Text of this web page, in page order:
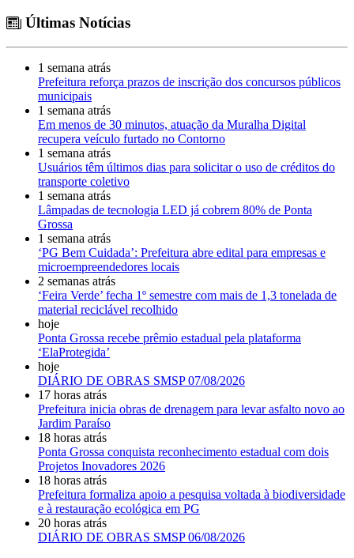
Últimas Notícias
1 semana atrás
Prefeitura reforça prazos de inscrição dos concursos públicos
municipais
1 semana atrás
Em menos de 30 minutos, atuação da Muralha Digital
recupera veículo furtado no Contorno
1 semana atrás
Usuários têm últimos dias para solicitar o uso de créditos do
transporte coletivo
1 semana atrás
Lâmpadas de tecnologia LED já cobrem 80% de Ponta
Grossa
1 semana atrás
‘PG Bem Cuidada’: Prefeitura abre edital para empresas e
microempreendedores locais
2 semanas atrás
‘Feira Verde’ fecha 1º semestre com mais de 1,3 tonelada de
material reciclável recolhido
hoje
Ponta Grossa recebe prêmio estadual pela plataforma
‘ElaProtegida’
hoje
DIÁRIO DE OBRAS SMSP 07/08/2026
17 horas atrás
Prefeitura inicia obras de drenagem para levar asfalto novo ao
Jardim Paraíso
18 horas atrás
Ponta Grossa conquista reconhecimento estadual com dois
Projetos Inovadores 2026
18 horas atrás
Prefeitura formaliza apoio a pesquisa voltada à biodiversidade
e à restauração ecológica em PG
20 horas atrás
DIÁRIO DE OBRAS SMSP 06/08/2026